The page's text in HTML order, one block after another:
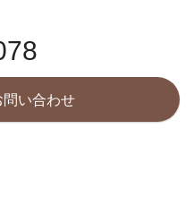
問い合わせ